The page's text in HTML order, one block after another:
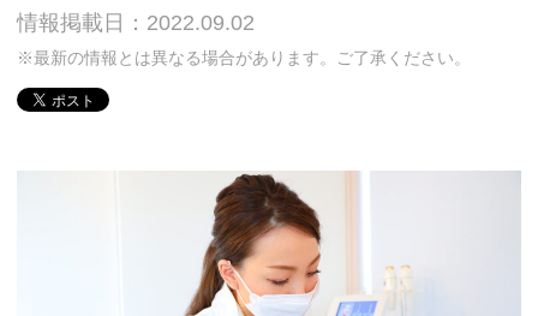
情報掲載日：2022.09.02
※最新の情報とは異なる場合があります。ご了承ください。